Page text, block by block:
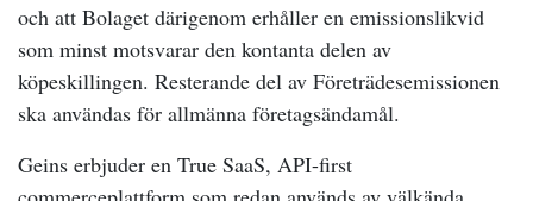
och att Bolaget därigenom erhåller en emissionslikvid
som minst motsvarar den kontanta delen av
köpeskillingen. Resterande del av Företrädesemissionen
ska användas för allmänna företagsändamål.
Geins erbjuder en True SaaS, API-first